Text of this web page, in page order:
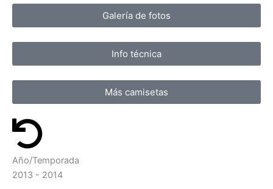
Galería de fotos
Info técnica
Más camisetas
Año/Temporada
2013 - 2014